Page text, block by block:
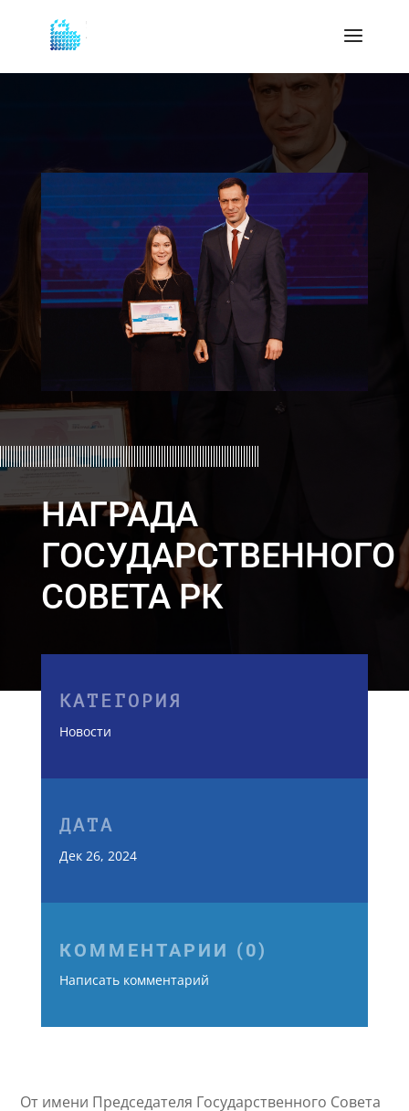
НАГРАДА
ГОСУДАРСТВЕННОГО
СОВЕТА РК
КАТЕГОРИЯ
Новости
ДАТА
Дек 26, 2024
КОММЕНТАРИИ (0)
Написать комментарий
От имени Председателя Государственного Совета